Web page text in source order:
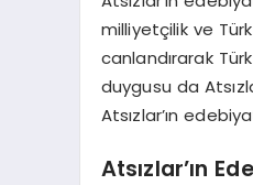
milliyetçilik ve
canlandırarak
duygusu da
Atsızlar’ın
Atsızlar’ın